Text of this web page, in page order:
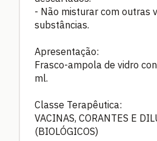
- Não misturar com outras
substâncias.
Apresentação:
Frasco-ampola de vidro
ml.
Classe Terapêutica:
VACINAS, CORANTES E
(BIOLÓGICOS)